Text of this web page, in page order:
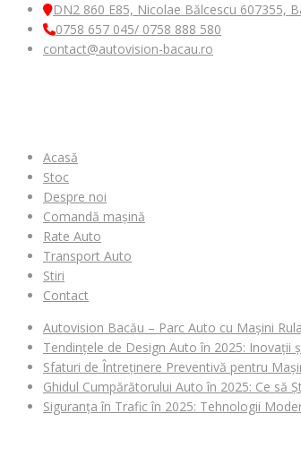
DN2 860 E85, Nicolae Bălcescu 607355,
0758 657 045/ 0758 888 580
contact@autovision-bacau.ro
Acasă
Stoc
Despre noi
Comandă mașină
Rate Auto
Transport Auto
Stiri
Contact
Autovision Bacău – Parc Auto cu Mașini
Tendințele de Design Auto în 2025: Inovații
Sfaturi de Întreținere Preventivă pentru
Ghidul Cumpărătorului Auto în 2025: Ce să
Siguranța în Trafic în 2025: Tehnologii